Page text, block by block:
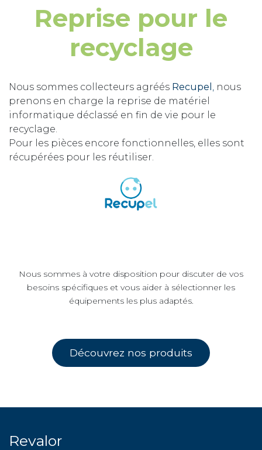
Reprise pour le
recyclage
Nous sommes collecteurs agréés Recupel , nous
prenons en charge la reprise de matériel
informatique déclassé en fin de vie pour le
recyclage.
Pour les pièces encore fonctionnelles, elles sont
récupérées pour les réutiliser.
Nous sommes à votre disposition pour discuter de vos
besoins spécifiques et vous aider à sélectionner les
équipements les plus adaptés.
Découvrez n​​​​os produits​​
Revalor